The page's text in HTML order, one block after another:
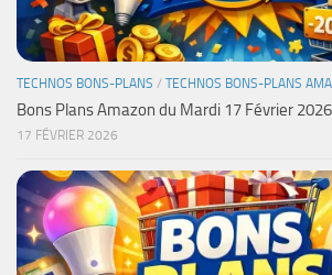
TECHNOS BONS-PLANS / TECHNOS BONS-PLANS
Bons Plans Amazon du Mardi 17 Février
17 FÉVRIER 2026